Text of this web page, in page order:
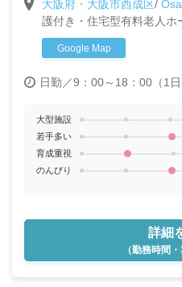
ートタイムで家庭と仕事
◎週1～OK！
大阪府・大阪市西成区/
護付き・住宅型有料老人ホ
Google Map
日勤／9：00～18：00（1日
大型施設
若手多い
育成重視
のんびり
詳細
（勤務時間